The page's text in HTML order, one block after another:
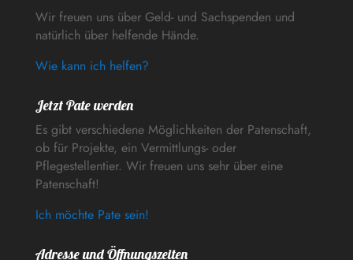
Wir freuen uns über Geld- und Sachspenden und
natürlich über helfende Hände.
Wie kann ich helfen?
Jetzt Pate werden
Es gibt verschiedene Möglichkeiten der Patenschaft,
ob für Projekte, ein Vermittlungs- oder
Pflegestellentier. Wir freuen uns sehr über eine
Patenschaft!
Ich möchte Pate sein!
Adresse und Öffnungszeiten